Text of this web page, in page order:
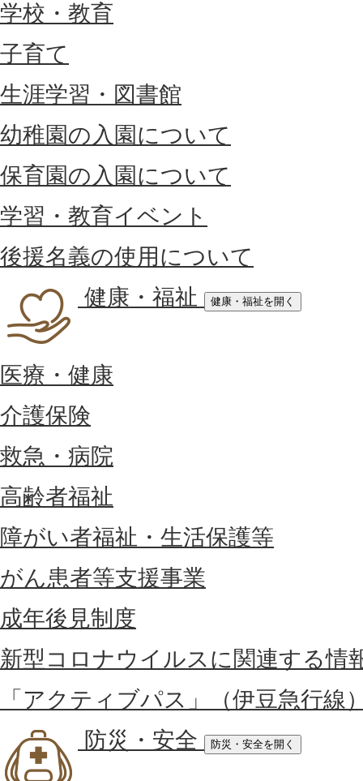
学校・教育
子育て
生涯学習・図書館
幼稚園の入園について
保育園の入園について
学習・教育イベント
後援名義の使用について
健康・福祉
健康・福祉を開く
医療・健康
介護保険
救急・病院
高齢者福祉
障がい者福祉・生活保護等
がん患者等支援事業
成年後見制度
新型コロナウイルスに関連する情
「アクティブパス」（伊豆急行線
防災・安全
防災・安全を開く